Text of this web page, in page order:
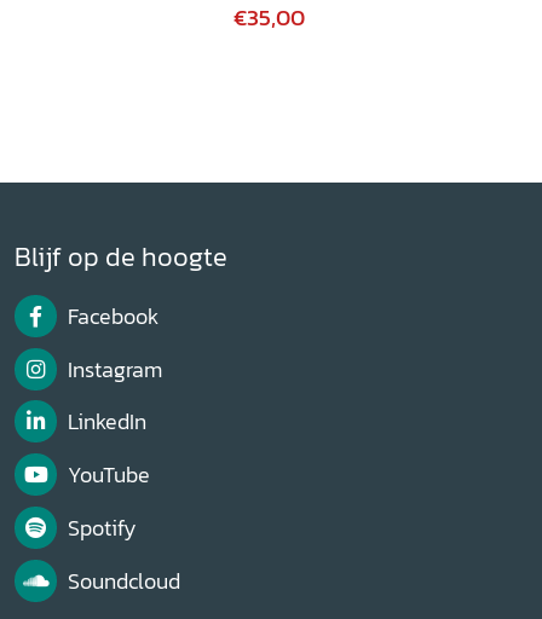
€35,00
Blijf op de hoogte
Facebook
Instagram
LinkedIn
YouTube
Spotify
Soundcloud